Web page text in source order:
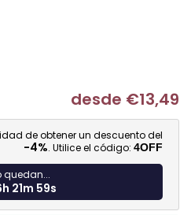
desde €13,49
de obtener un descuento del
-4%. Utilice el código: 4OFF
quedan...
21m 58s